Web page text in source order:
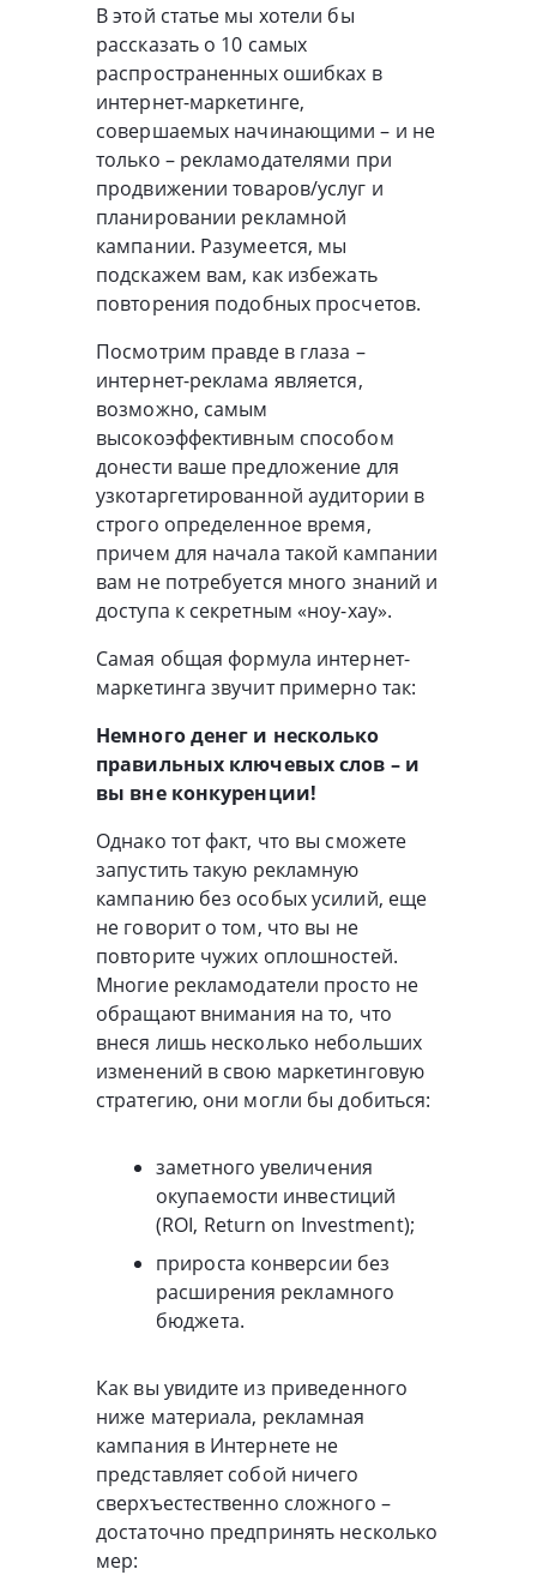
В этой статье мы хотели бы
рассказать о 10 самых
распространенных ошибках в
интернет-маркетинге,
совершаемых начинающими – и не
только – рекламодателями при
продвижении товаров/услуг и
планировании рекламной
кампании. Разумеется, мы
подскажем вам, как избежать
повторения подобных просчетов.
Посмотрим правде в глаза –
интернет-реклама является,
возможно, самым
высокоэффективным способом
донести ваше предложение для
узкотаргетированной аудитории в
строго определенное время,
причем для начала такой кампании
вам не потребуется много знаний и
доступа к секретным «ноу-хау».
Самая общая формула интернет-
маркетинга звучит примерно так:
Немного денег и несколько
правильных ключевых слов – и
вы вне конкуренции!
Однако тот факт, что вы сможете
запустить такую рекламную
кампанию без особых усилий, еще
не говорит о том, что вы не
повторите чужих оплошностей.
Многие рекламодатели просто не
обращают внимания на то, что
внеся лишь несколько небольших
изменений в свою маркетинговую
стратегию, они могли бы добиться:
заметного увеличения
окупаемости инвестиций
(ROI, Return on Investment);
прироста конверсии без
расширения рекламного
бюджета.
Как вы увидите из приведенного
ниже материала, рекламная
кампания в Интернете не
представляет собой ничего
сверхъестественно сложного –
достаточно предпринять несколько
мер: